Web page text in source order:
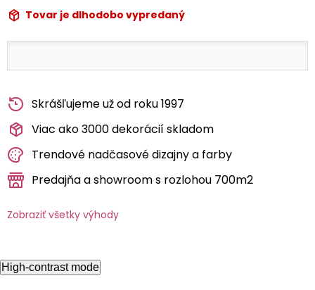
Tovar je dlhodobo vypredaný
Skrášľujeme už od roku 1997
Viac ako 3000 dekorácií skladom
Trendové nadčasové dizajny a farby
Predajňa a showroom s rozlohou 700m2
Zobraziť všetky výhody
High-contrast mode